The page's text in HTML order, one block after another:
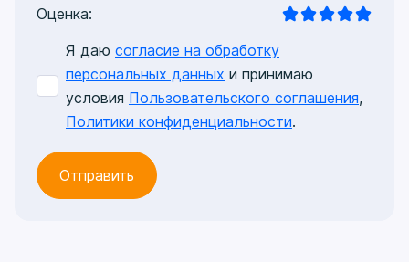
Оценка:
Я даю согласие на обработку
персональных данных и принимаю
условия Пользовательского соглашения,
Политики конфиденциальности.